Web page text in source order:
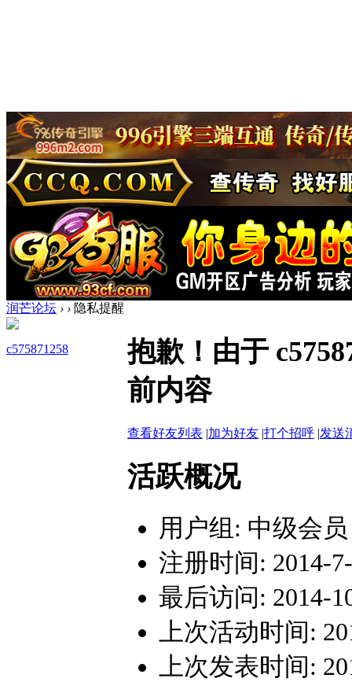
润芒论坛 › › 隐私提醒
c575871258
抱歉！由于
前内容
查看好友列表 |加为好友 |打个招呼 |发送
活跃概况
用户组: 中级会员
注册时间: 2014-
最后访问: 2014-
上次活动时间:
上次发表时间: